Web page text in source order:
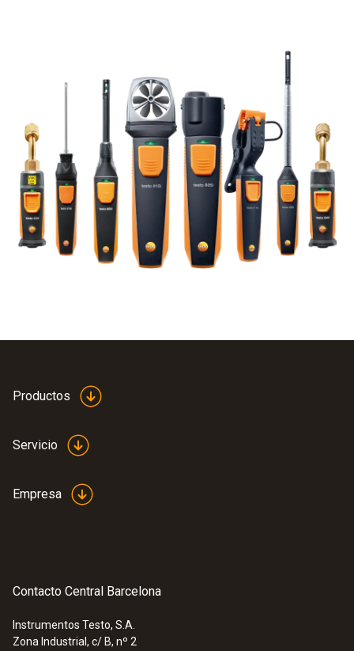
Productos
Servicio
Empresa
Contacto Central Barcelona
Instrumentos Testo, S.A.
Zona Industrial, c/ B, nº 2